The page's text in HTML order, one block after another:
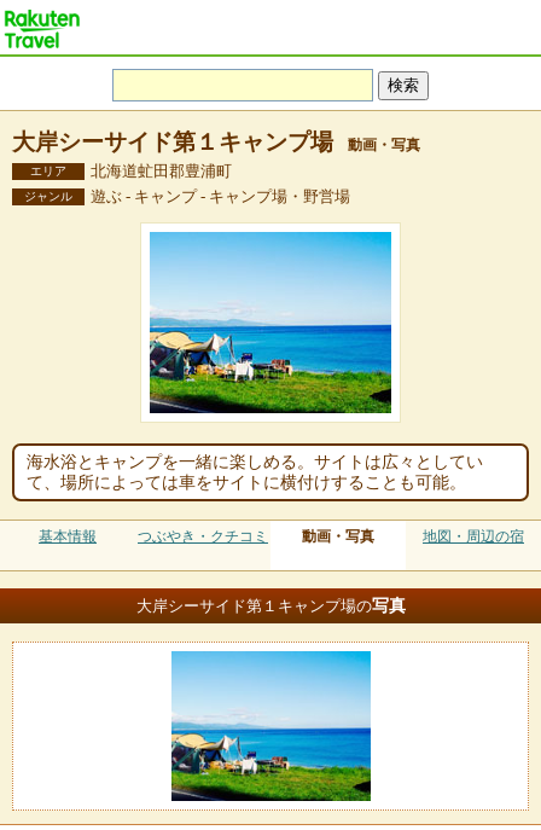
大岸シーサイド第１キャンプ場 動画・写真
エリア 北海道虻田郡豊浦町
ジャンル 遊ぶ - キャンプ - キャンプ場・野営場
海水浴とキャンプを一緒に楽しめる。サイトは広々としてい
て、場所によっては車をサイトに横付けすることも可能。
基本情報 つぶやき・クチコミ 動画・写真 地図・周辺の宿
大岸シーサイド第１キャンプ場の写真